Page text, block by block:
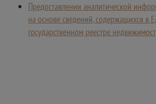
Предоставлении аналитической
на основе сведений, содержащихся в
государственном реестре